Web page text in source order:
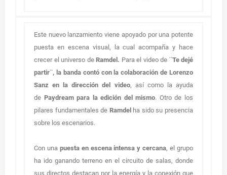
Este nuevo lanzamiento viene apoyado por una potente
puesta en escena visual, la cual acompaña y hace
crecer el universo de Ramdel. Para el video de ¨Te dejé
partir¨, la banda contó con la colaboración de Lorenzo
Sanz en la dirección del video, así como la ayuda
de Paydream para la edición del mismo. Otro de los
pilares fundamentales de Ramdel ha sido su presencia
sobre los escenarios.
Con unapuesta en escena intensa y cercana, el grupo
ha ido ganando terreno en el circuito de salas, donde
sus directos destacan por la energía y la conexión que